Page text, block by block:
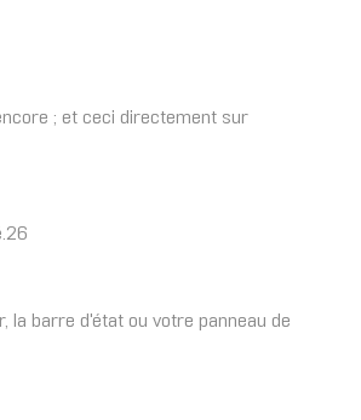
; et ceci directement sur
la barre d'état ou votre panneau de